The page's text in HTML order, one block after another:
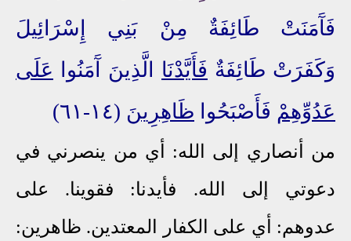
فَآَمَنَتْ طَائِفَةٌ مِنْ بَنِي إِسْرَائِيلَ
وَكَفَرَتْ طَائِفَةٌ فَأَيَّدْنَا الَّذِينَ آَمَنُوا عَلَى
عَدُوِّهِمْ فَأَصْبَحُوا ظَاهِرِينَ (١٤-٦١)
من أنصاري إلى الله: أي من ينصرني في
دعوتي إلى الله. فأيدنا: فقوينا. على
عدوهم: أي على الكفار المعتدين. ظاهرين: